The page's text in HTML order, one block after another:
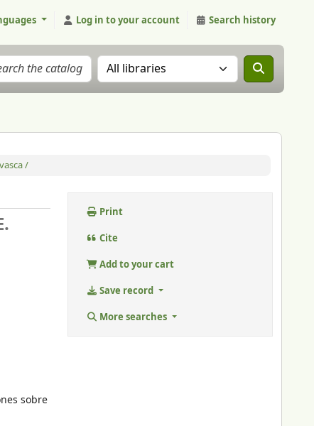
Log in to your account Search history
Search the catalog in:
/
sobre
Print
Cite
Add to your cart
Save record
More searches